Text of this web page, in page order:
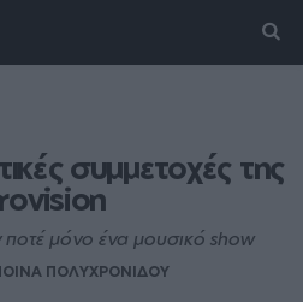
συμμετοχές της
μόνο ένα μουσικό show
ΠΟΛΥΧΡΟΝΙΔΟΥ